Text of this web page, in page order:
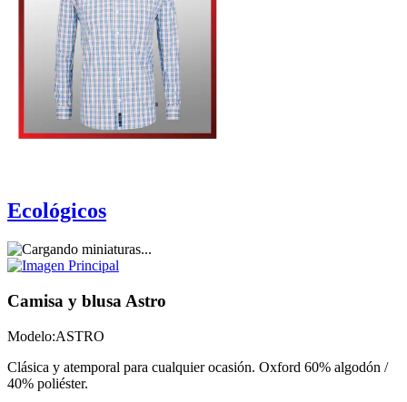
Ecológicos
Camisa y blusa Astro
Modelo:ASTRO
Clásica y atemporal para cualquier ocasión. Oxford 60% algodón /
40% poliéster.